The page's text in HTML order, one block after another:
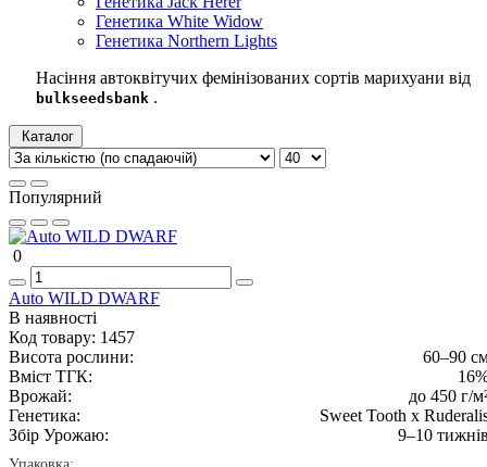
Генетика White Widow
Генетика Northern Lights
Насіння автоквітучих фемінізованих сортів марихуани від
bulkseedsbank .
Каталог
Популярний
0
Auto WILD DWARF
В наявності
Код товару: 1457
Висота рослини:
60–90
Вміст ТГК:
Врожай:
до 450 г/
Генетика:
Sweet Tooth x
Збір Урожаю:
9–10